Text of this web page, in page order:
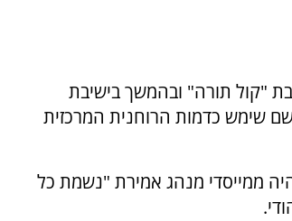
בצעירותו למד בישיבת "קול תורה" ובהמשך בישיבת
שם שימש כדמות הרוחנית המרכזית
ממייסדי מנהג אמירת "נשמת כל